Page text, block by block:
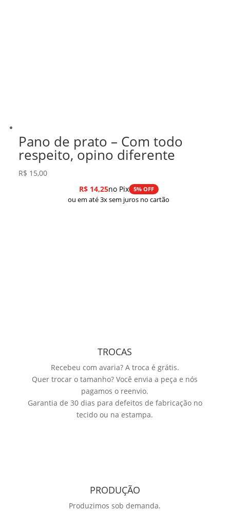
Pano de prato – Com todo
respeito, opino diferente
R$ 15,00
R$14,25no Pix 5% OFF
ou em até 3x sem juros no cartão
TROCAS
Recebeu com avaria? A troca é grátis.
Quer trocar o tamanho? Você envia a peça e nós
pagamos o reenvio.
Garantia de 30 dias para defeitos de fabricação no
tecido ou na estampa.
PRODUÇÃO
Produzimos sob demanda.